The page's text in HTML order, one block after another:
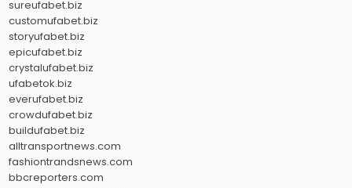
sureufabet.biz
customufabet.biz
storyufabet.biz
epicufabet.biz
crystalufabet.biz
ufabetok.biz
everufabet.biz
crowdufabet.biz
buildufabet.biz
alltransportnews.com
fashiontrandsnews.com
bbcreporters.com